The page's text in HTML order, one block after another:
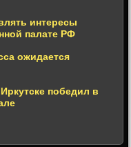
интересы
палате РФ
ожидается
победил в